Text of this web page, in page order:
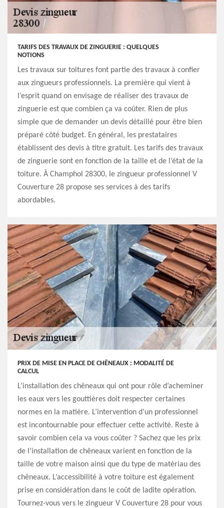
TARIFS DES TRAVAUX DE ZINGUERIE : QUELQUES
NOTIONS
Les travaux sur toitures font partie des travaux à confier
aux zingueurs professionnels. La première qui vient à
l’esprit quand on envisage de réaliser des travaux de
zinguerie est que combien ça va coûter. Rien de plus
simple que de demander un devis détaillé pour être bien
préparé côté budget. En général, les prestataires
établissent des devis à titre gratuit. Les tarifs des travaux
de zinguerie sont en fonction de la taille et de l’état de la
toiture. À Champhol 28300, le zingueur professionnel V
Couverture 28 propose ses services à des tarifs
abordables.
PRIX DE MISE EN PLACE DE CHÊNEAUX : MODALITÉ DE
CALCUL
L’installation des chêneaux qui ont pour rôle d’acheminer
les eaux vers les gouttières doit respecter certaines
normes en la matière. L’intervention d’un professionnel
est incontournable pour effectuer cette activité. Reste à
savoir combien cela va vous coûter ? Sachez que les prix
de l’installation de chêneaux varient en fonction de la
taille de votre maison ainsi que du type de matériau des
chêneaux. L’accessibilité à votre toiture est également
prise en considération dans le coût de ladite opération.
Tournez-vous vers le zingueur V Couverture 28 pour vous